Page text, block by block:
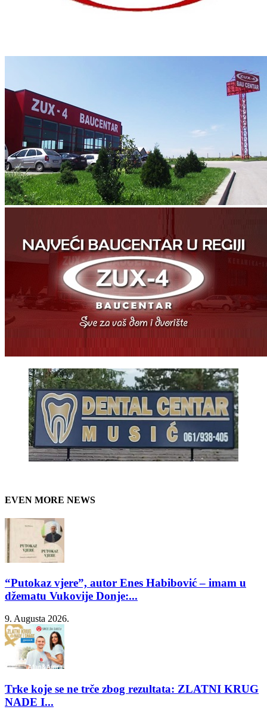
EVEN MORE NEWS
“Putokaz vjere”, autor Enes Habibović – imam u
džematu Vukovije Donje:...
9. Augusta 2026.
Trke koje se ne trče zbog rezultata: ZLATNI KRUG
NADE I...